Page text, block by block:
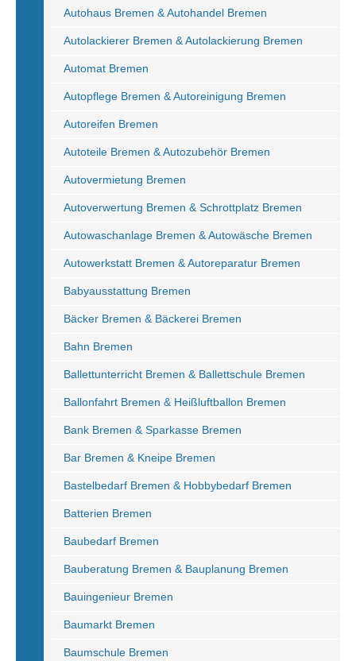
Autohaus Bremen & Autohandel Bremen
Autolackierer Bremen & Autolackierung Bremen
Automat Bremen
Autopflege Bremen & Autoreinigung Bremen
Autoreifen Bremen
Autoteile Bremen & Autozubehör Bremen
Autovermietung Bremen
Autoverwertung Bremen & Schrottplatz Bremen
Autowaschanlage Bremen & Autowäsche Bremen
Autowerkstatt Bremen & Autoreparatur Bremen
Babyausstattung Bremen
Bäcker Bremen & Bäckerei Bremen
Bahn Bremen
Ballettunterricht Bremen & Ballettschule Bremen
Ballonfahrt Bremen & Heißluftballon Bremen
Bank Bremen & Sparkasse Bremen
Bar Bremen & Kneipe Bremen
Bastelbedarf Bremen & Hobbybedarf Bremen
Batterien Bremen
Baubedarf Bremen
Bauberatung Bremen & Bauplanung Bremen
Bauingenieur Bremen
Baumarkt Bremen
Baumschule Bremen